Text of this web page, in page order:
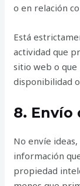
o en relación
Está
actividad que
sitio web o
disponibilidad
8. Envío
No envíe
información
propiedad